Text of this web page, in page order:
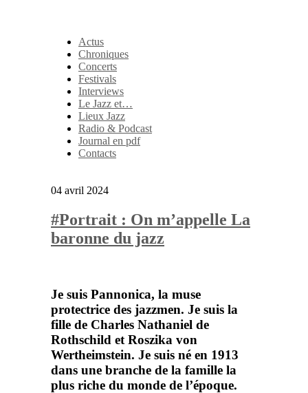
Actus
Chroniques
Concerts
Festivals
Interviews
Le Jazz et…
Lieux Jazz
Radio & Podcast
Journal en pdf
Contacts
04 avril 2024
#Portrait : On m’appelle La
baronne du jazz
Je suis Pannonica, la muse
protectrice des jazzmen. Je suis la
fille de Charles Nathaniel de
Rothschild et Roszika von
Wertheimstein. Je suis né en 1913
dans une branche de la famille la
plus riche du monde de l’époque.